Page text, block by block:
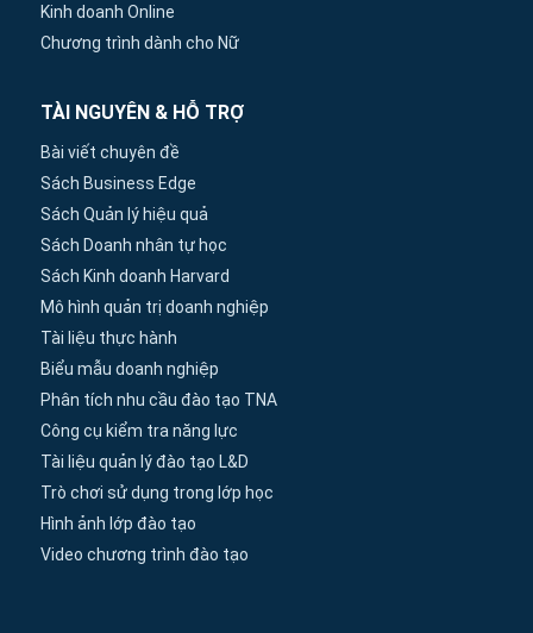
Kinh doanh Online
Chương trình dành cho Nữ
TÀI NGUYÊN & HỖ TRỢ
Bài viết chuyên đề
Sách Business Edge
Sách Quản lý hiệu quả
Sách Doanh nhân tự học
Sách Kinh doanh Harvard
Mô hình quản trị doanh nghiệp
Tài liệu thực hành
Biểu mẫu doanh nghiệp
Phân tích nhu cầu đào tạo TNA
Công cụ kiểm tra năng lực
Tài liệu quản lý đào tạo L&D
Trò chơi sử dụng trong lớp học
Hình ảnh lớp đào tạo
Video chương trình đào tạo